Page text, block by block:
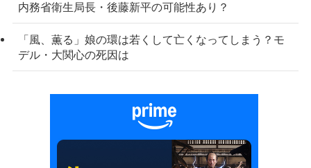
内務省衛生局長・後藤新平の可能性あり？
「風、薫る」娘の環は若くして亡くなってしまう？モ
デル・大関心の死因は